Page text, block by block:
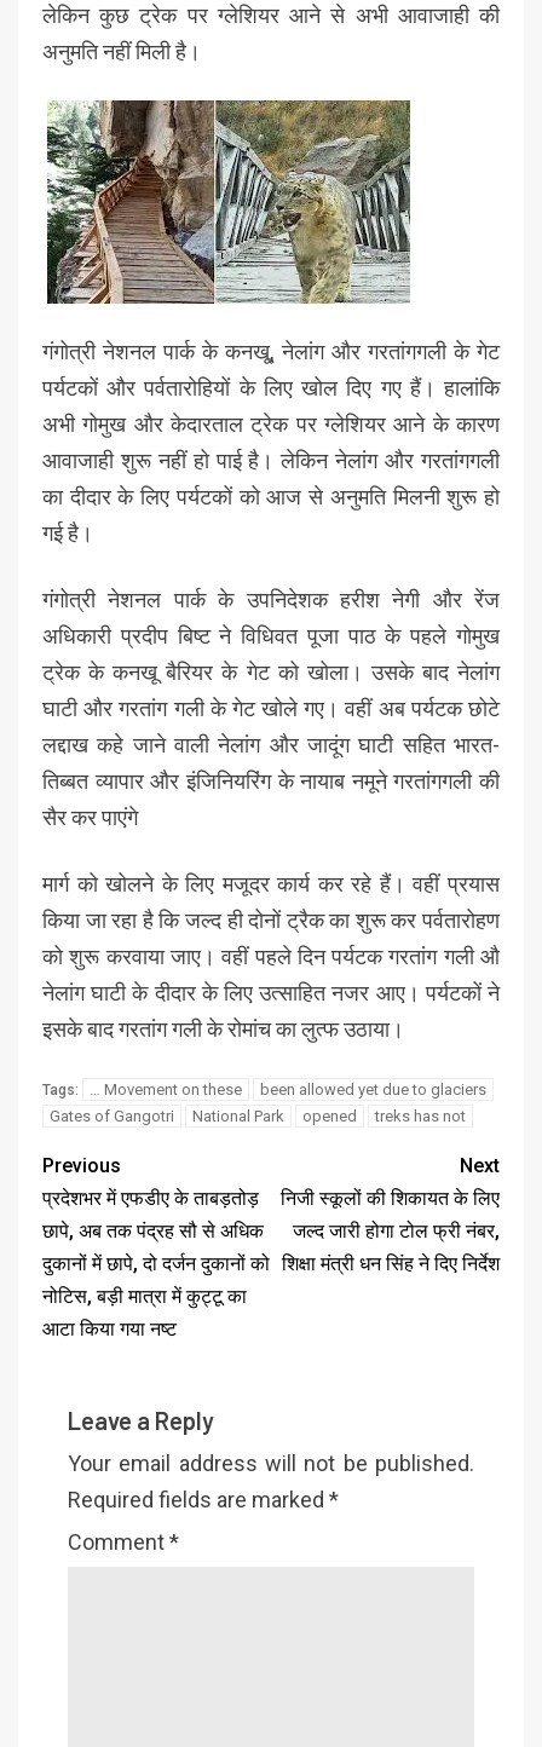
लेकिन कुछ ट्रेक पर ग्लेशियर आने से अभी आवाजाही की
अनुमति नहीं मिली है।
गंगोत्री नेशनल पार्क के कनखू्, नेलांग और गरतांगगली के गेट
पर्यटकों और पर्वतारोहियों के लिए खोल दिए गए हैं। हालांकि
अभी गोमुख और केदारताल ट्रेक पर ग्लेशियर आने के कारण
आवाजाही शुरू नहीं हो पाई है। लेकिन नेलांग और गरतांगगली
का दीदार के लिए पर्यटकों को आज से अनुमति मिलनी शुरू हो
गई है।
गंगोत्री नेशनल पार्क के उपनिदेशक हरीश नेगी और रेंज
अधिकारी प्रदीप बिष्ट ने विधिवत पूजा पाठ के पहले गोमुख
ट्रेक के कनखू बैरियर के गेट को खोला। उसके बाद नेलांग
घाटी और गरतांग गली के गेट खोले गए। वहीं अब पर्यटक छोटे
लद्दाख कहे जाने वाली नेलांग और जादूंग घाटी सहित भारत-
तिब्बत व्यापार और इंजिनियरिंग के नायाब नमूने गरतांगगली की
सैर कर पाएंगे
मार्ग को खोलने के लिए मजूदर कार्य कर रहे हैं। वहीं प्रयास
किया जा रहा है कि जल्द ही दोनों ट्रैक का शुरू कर पर्वतारोहण
को शुरू करवाया जाए। वहीं पहले दिन पर्यटक गरतांग गली औ
नेलांग घाटी के दीदार के लिए उत्साहित नजर आए। पर्यटकों ने
इसके बाद गरतांग गली के रोमांच का लुत्फ उठाया।
Tags: … Movement on these
been allowed yet due to glaciers
Gates of Gangotri
National Park opened treks has not
Previous
प्रदेशभर में एफडीए के ताबड़तोड़
छापे, अब तक पंद्रह सौ से अधिक
दुकानों में छापे, दो दर्जन दुकानों को
नोटिस, बड़ी मात्रा में कुट्टू का
आटा किया गया नष्ट
Next
निजी स्कूलों की शिकायत के लिए
जल्द जारी होगा टोल फ्री नंबर,
शिक्षा मंत्री धन सिंह ने दिए निर्देश
Leave a Reply
Your email address will not be published.
Required fields are marked *
Comment*